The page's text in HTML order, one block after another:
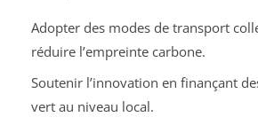
Adopter des modes de transport
réduire l’empreinte carbone.
Soutenir l’innovation en finançant
vert au niveau local.